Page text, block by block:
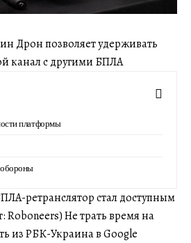
Дрон позволяет удерживать
канал с другими БПЛА
платформы
обороны
ретранслятор стал доступным
Не трать время на
из РБК-Украина в Google